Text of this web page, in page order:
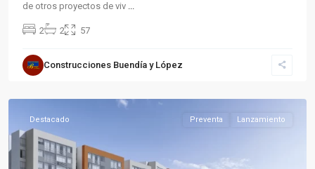
de otros proyectos de viv ...
2 2 57
Construcciones Buendía y López
Sector
Sur,
Destacado Preventa Lanzamiento